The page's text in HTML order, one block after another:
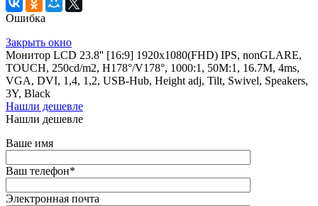
Ошибка
Закрыть окно
Монитор LCD 23.8'' [16:9] 1920х1080(FHD) IPS, nonGLARE,
TOUCH, 250cd/m2, H178°/V178°, 1000:1, 50M:1, 16.7M, 4ms,
VGA, DVI, 1,4, 1,2, USB-Hub, Height adj, Tilt, Swivel, Speakers,
3Y, Black
Нашли дешевле
Нашли дешевле
Ваше имя
Ваш телефон*
Электронная почта